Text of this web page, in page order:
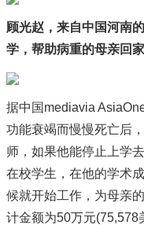
顾光赵，来自中国河南
学，帮助病重的母亲回
据中国mediavia
功能衰竭而慢慢死亡后
师，如果他能停止上学
在校学生，在他的学术
候就开始工作，为母亲
计金额为50万元(75,578